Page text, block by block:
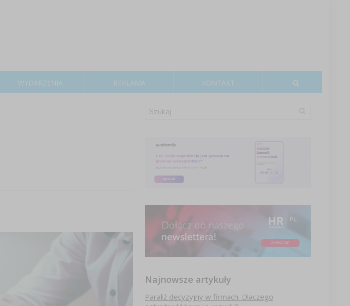
WYDARZENIA REKLAMA KONTAKT
Najnowsze artykuły
Paraliż decyzyjny w firmach. Dlaczego